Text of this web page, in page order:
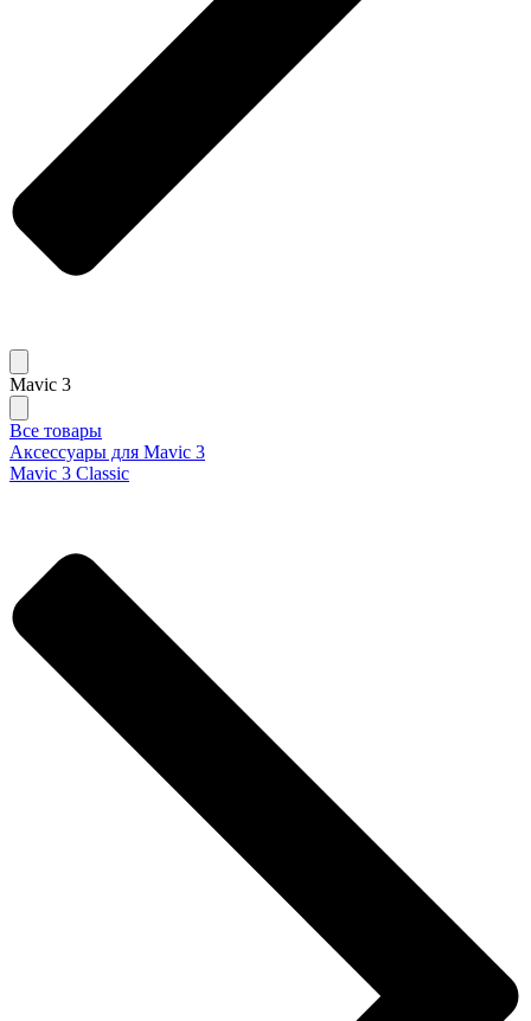
Mavic 3
Все товары
Аксессуары для Mavic 3
Mavic 3 Classic